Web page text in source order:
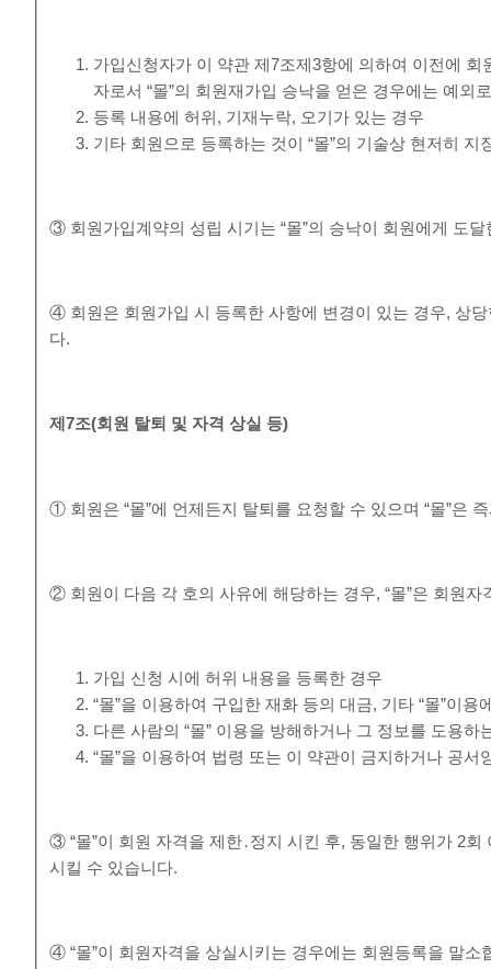
가입신청자가 이 약관 제7조제3항에 의하여 이전에
자로서 “몰”의 회원재가입 승낙을 얻은 경우에는 예외
등록 내용에 허위, 기재누락, 오기가 있는 경우
기타 회원으로 등록하는 것이 “몰”의 기술상 현저히 지
③ 회원가입계약의 성립 시기는 “몰”의 승낙이 회원에게 도
④ 회원은 회원가입 시 등록한 사항에 변경이 있는 경우, 상
다.
제7조(회원 탈퇴 및 자격 상실 등)
① 회원은 “몰”에 언제든지 탈퇴를 요청할 수 있으며 “몰”은
② 회원이 다음 각 호의 사유에 해당하는 경우, “몰”은 회원
가입 신청 시에 허위 내용을 등록한 경우
“몰”을 이용하여 구입한 재화 등의 대금, 기타 “몰”이
다른 사람의 “몰” 이용을 방해하거나 그 정보를 도용
“몰”을 이용하여 법령 또는 이 약관이 금지하거나 공
③ “몰”이 회원 자격을 제한․정지 시킨 후, 동일한 행위가 2
시킬 수 있습니다.
④ “몰”이 회원자격을 상실시키는 경우에는 회원등록을 말